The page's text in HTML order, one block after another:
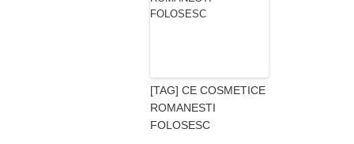
[TAG] CE COSMETICE
ROMANESTI
FOLOSESC